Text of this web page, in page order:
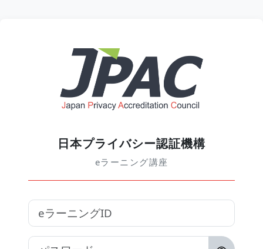
日本プライバ
日本プライバシー認証機構
eラーニング講座
eラーニングID
パスワード